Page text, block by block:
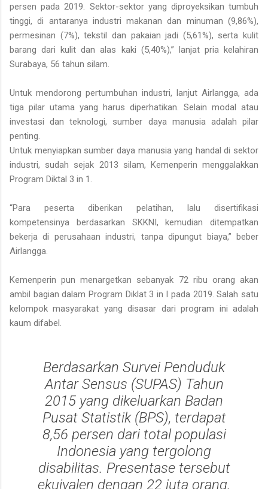
persen pada 2019. Sektor-sektor yang diproyeksikan tumbuh
tinggi, di antaranya industri makanan dan minuman (9,86%),
permesinan (7%), tekstil dan pakaian jadi (5,61%), serta kulit
barang dari kulit dan alas kaki (5,40%),” lanjat pria kelahiran
Surabaya, 56 tahun silam.
Untuk mendorong pertumbuhan industri, lanjut Airlangga, ada
tiga pilar utama yang harus diperhatikan. Selain modal atau
investasi dan teknologi, sumber daya manusia adalah pilar
penting.
Untuk menyiapkan sumber daya manusia yang handal di sektor
industri, sudah sejak 2013 silam, Kemenperin menggalakkan
Program Diktal 3 in 1.
“Para peserta diberikan pelatihan, lalu disertifikasi
kompetensinya berdasarkan SKKNI, kemudian ditempatkan
bekerja di perusahaan industri, tanpa dipungut biaya,” beber
Airlangga.
Kemenperin pun menargetkan sebanyak 72 ribu orang akan
ambil bagian dalam Program Diklat 3 in I pada 2019. Salah satu
kelompok masyarakat yang disasar dari program ini adalah
kaum difabel.
Berdasarkan Survei Penduduk
Antar Sensus (SUPAS) Tahun
2015 yang dikeluarkan Badan
Pusat Statistik (BPS), terdapat
8,56 persen dari total populasi
Indonesia yang tergolong
disabilitas. Presentase tersebut
ekuivalen dengan 22 juta orang.